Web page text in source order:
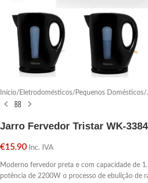
Início/ Eletrodomésticos/ Pequenos Domésticos/
Jarro Fervedor Tristar WK-3384
€15.90 Inc. IVA
Moderno fervedor preta e com capacidade de
potência de 2200W o processo de ebulição de